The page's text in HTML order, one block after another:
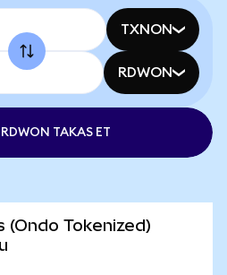
TXNON
RDWON
TAKAS ET
(Ondo Tokenized)